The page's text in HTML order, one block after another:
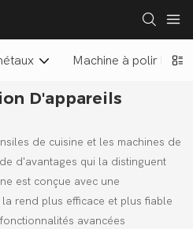
Machine à polir les
D'appareils
de cuisine et les machines de
d'avantages qui la distinguent
est conçue avec une
rend plus efficace et plus fiable
avancées